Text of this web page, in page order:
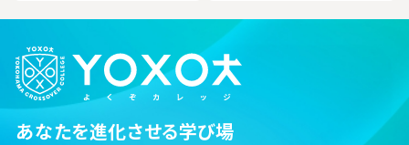
あなたを進化させる学び場